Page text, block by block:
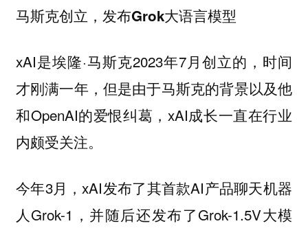
马斯克创立，发布Grok大语言模型
xAI是埃隆·马斯克2023年7月创立的，时间
才刚满一年，但是由于马斯克的背景以及他
和OpenAI的爱恨纠葛，xAI成长一直在行业
内颇受关注。
今年3月，xAI发布了其首款AI产品聊天机器
人Grok-1，并随后还发布了Grok-1.5V大模